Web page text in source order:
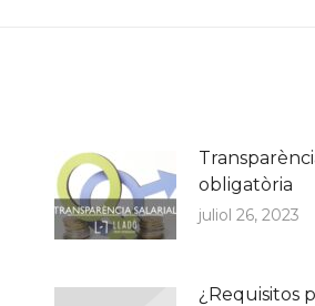
obligatòria
juliol 26, 2023
¿Requisitos